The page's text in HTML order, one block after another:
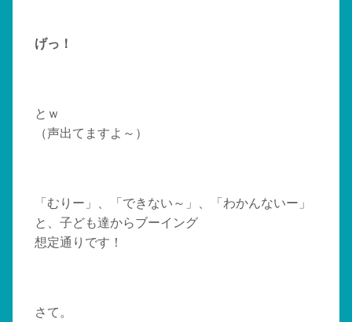
げっ！
とｗ
（声出てますよ～）
「むりー」、「できない～」、「わかんないー」
と、子ども達からブーイング
想定通りです！
さて。